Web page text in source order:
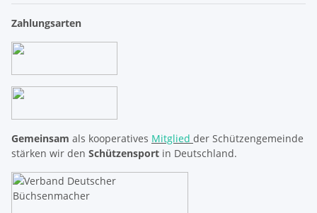
Zahlungsarten
Gemeinsam als kooperatives Mitglied der Schützengemeinde
stärken wir den Schützensport in Deutschland.